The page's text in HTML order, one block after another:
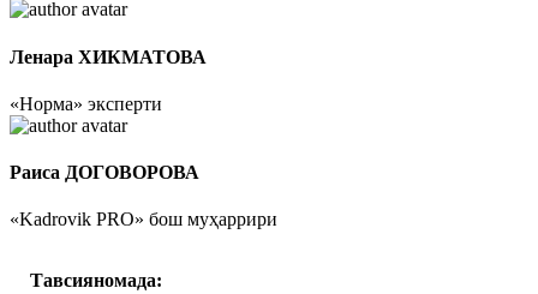
Ленара ХИКМАТОВА
«Норма» эксперти
Раиса ДОГОВОРОВА
«Kadrovik PRO» бош муҳаррири
Тавсияномада: